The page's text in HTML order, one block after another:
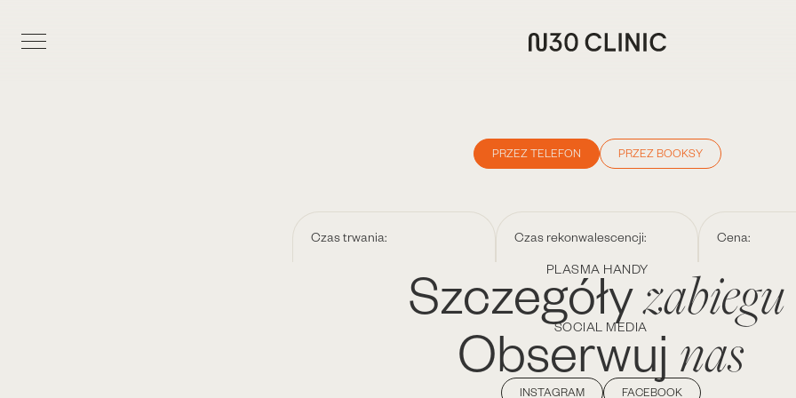
PRZEZ TELEFON PRZEZ BOOKSY
Czas trwania: Czas rekonwalescencji:
Cena:
PLASMA HANDY
Szczegółyzabiegu
SOCIAL MEDIA
Obserwuj nas
INSTAGRAM FACEBOOK